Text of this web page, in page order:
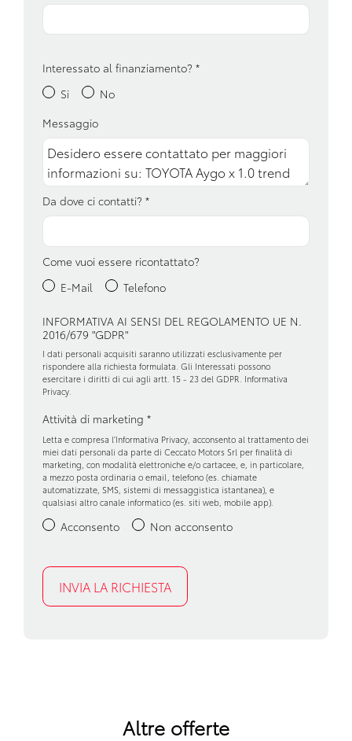
Controllo della trazione
Copertura vano bagagli
Fari alogeni
Fari con accensione automatica
Fendinebbia anteriori
Garanzie
Illuminazione bagagliaio
Impianto audio con touchscreen
Interni in tessuto
Kit riparazione pneumatici / tirefit
Pacchetto sicurezza
Partenza in salita assistita
Personalizzazioni linea e stile
Riconoscimento segnali stradali
Sedili abbattibili
Sensori di pioggia
Sistema audio
Sistema di chiamata d'emergenza
Sistema di frenata anti collisione
Interessato al finanziamento? *
Si
No
Messaggio
Da dove ci contatti? *
Come vuoi essere ricontattato?
E-Mail
Telefono
INFORMATIVA AI SENSI DEL REGOLAMENTO UE N.
2016/679 "GDPR"
I dati personali acquisiti saranno utilizzati esclusivamente per
rispondere alla richiesta formulata. Gli Interessati possono
esercitare i diritti di cui agli artt. 15 - 23 del GDPR. Informativa
Privacy
Attività di marketing *
Letta e compresa l’Informativa Privacy , acconsento al trattamento dei
miei dati personali da parte di Ceccato Motors Srl per finalità di
marketing, con modalità elettroniche e/o cartacee, e, in particolare,
a mezzo posta ordinaria o email, telefono (es. chiamate
automatizzate, SMS, sistemi di messaggistica istantanea), e
qualsiasi altro canale informatico (es. siti web, mobile app).
Acconsento Non acconsento
Altre offerte